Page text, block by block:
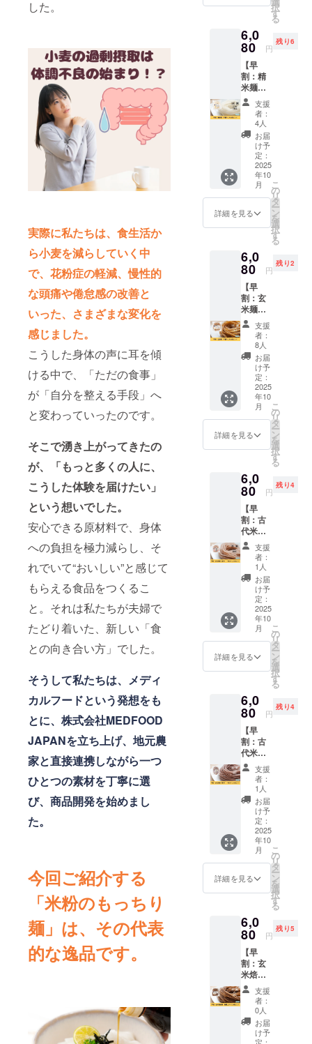
した。
実際に私たちは、食生活か
ら小麦を減らしていく中
で、花粉症の軽減、慢性的
な頭痛や倦怠感の改善と
いった、さまざまな変化を
感じました。
こうした身体の声に耳を傾
ける中で、「ただの食事」
が「自分を整える手段」へ
と変わっていったのです。
そこで湧き上がってきたの
が、「もっと多くの人に、
こうした体験を届けたい」
という想いでした。
安心できる原材料で、身体
への負担を極力減らし、そ
れでいて“おいしい”と感じて
もらえる食品をつくるこ
と。それは私たちが夫婦で
たどり着いた、新しい「食
との向き合い方」でした。
そうして私たちは、メディ
カルフードという発想をも
とに、株式会社MEDFOOD
JAPANを立ち上げ、地元農
家と直接連携しながら一つ
ひとつの素材を丁寧に選
び、商品開発を始めまし
た。
今回ご紹介する
「米粉のもっちり
麺」は、その代表
的な逸品です。
さい ・
原材
（特別
栽培
米、千
葉県柏
産）、
北海道
産 馬鈴
薯でん
粉（遺
伝子組
み換
え）で
はない
みのお
値段で
す。 ・
容量：1
袋あた
り120g
・賞味
期限：
製造後6
か月 ・
保存方
法：直
射日
光・高
温多湿
を避け
て冷暗
さい ・
原材
（特別
栽培
米、千
葉県柏
産）、
北海道
産 馬鈴
薯でん
粉（遺
伝子組
み換
え）で
はない
択
す
る
6,0
80 円
残り6
【早
割：精
米麺：
平麺7ミ
リ14食
セッ
ト】 精
米麺：
平麺7ミ
リ14食
セット
をお届
けしま
す。 お
礼の
す。 ※
送料込
みのお
値段で
す。 ・
容量：1
袋あた
り120g
・賞味
期限：
製造後6
か月 ・
保存方
法：直
射日
光・高
温多湿
保存し
てくだ
原材
料：米
（特別
栽培
米、千
葉県柏
産）、
北海道
産 馬鈴
薯でん
支援
者：
4人
お届
け予
定：
2025
年10
月
詳細を見る
こ
の
リ
タ
ー
ン
を
選
択
す
る
6,0
80 円
残り2
【早
割：玄
米麺：
平麺7ミ
リ14食
セッ
ト】 玄
米麺：
平麺7ミ
リ14食
セット
をお届
けしま
す。 お
礼の
す。 ※
送料込
みのお
値段で
す。 ・
容量：1
袋あた
り120g
・賞味
期限：
製造後6
か月 ・
保存方
法：直
射日
光・高
温多湿
保存し
てくだ
原材
料：米
（特別
栽培
米、千
葉県柏
産）、
北海道
産 馬鈴
薯でん
支援
者：
8人
お届
け予
定：
2025
年10
月
詳細を見る
こ
の
リ
タ
ー
ン
を
選
択
す
る
6,0
80 円
残り4
【早
割：古
代米麺
（赤
米）：
中麺3ミ
リ14食
セッ
ト】 古
代米麺
（赤
米）：
中麺3ミ
リ14食
セット
す。 赤
米はポ
リフェ
ノール
が入っ
た健康
志向の
米粉麺
です。
通常の
米粉麺
の更に
モチモ
チ感を
強化し
た商品
です。
す。 ※
送料込
値段で
す。 ・
容量：1
袋あた
り120g
・賞味
期限：
製造後6
支援
者：
1人
お届
け予
定：
2025
年10
月
詳細を見る
こ
の
リ
タ
ー
ン
を
選
択
す
る
6,0
80 円
残り4
【早
割：古
代米麺
（黒
米）：
中麺3ミ
リ14食
セッ
ト】 古
代米麺
（黒
米）：
中麺3ミ
リ14食
セット
す。 黒
米はポ
リフェ
ノール
が入っ
た健康
志向の
米粉麺
です。
通常の
米粉麺
支援
者：
1人
お届
け予
定：
2025
年10
月
詳細を見る
こ
の
リ
タ
ー
ン
を
選
択
す
る
6,0
80 円
残り5
【早
割：玄
米焙煎
麺：細
麺1.5ミ
リ14食
セッ
ト】 玄
米焙煎
支援
者：
0人
お届
け予